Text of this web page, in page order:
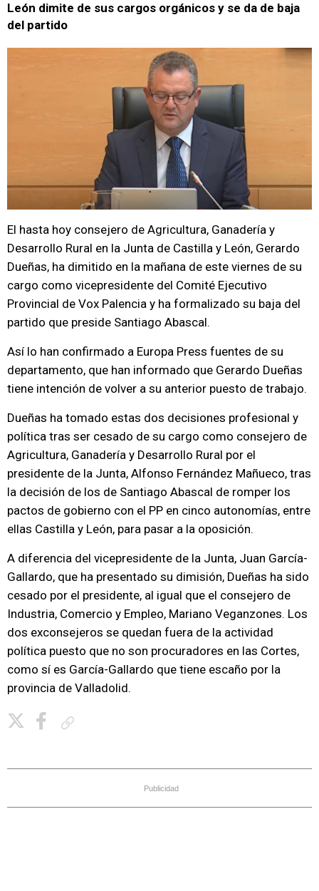
León dimite de sus cargos orgánicos y se da de baja
del partido
El hasta hoy consejero de Agricultura, Ganadería y
Desarrollo Rural en la Junta de Castilla y León, Gerardo
Dueñas, ha dimitido en la mañana de este viernes de su
cargo como vicepresidente del Comité Ejecutivo
Provincial de Vox Palencia y ha formalizado su baja del
partido que preside Santiago Abascal.
Así lo han confirmado a Europa Press fuentes de su
departamento, que han informado que Gerardo Dueñas
tiene intención de volver a su anterior puesto de trabajo.
Dueñas ha tomado estas dos decisiones profesional y
política tras ser cesado de su cargo como consejero de
Agricultura, Ganadería y Desarrollo Rural por el
presidente de la Junta, Alfonso Fernández Mañueco, tras
la decisión de los de Santiago Abascal de romper los
pactos de gobierno con el PP en cinco autonomías, entre
ellas Castilla y León, para pasar a la oposición.
A diferencia del vicepresidente de la Junta, Juan García-
Gallardo, que ha presentado su dimisión, Dueñas ha sido
cesado por el presidente, al igual que el consejero de
Industria, Comercio y Empleo, Mariano Veganzones. Los
dos exconsejeros se quedan fuera de la actividad
política puesto que no son procuradores en las Cortes,
como sí es García-Gallardo que tiene escaño por la
provincia de Valladolid.
Publicidad